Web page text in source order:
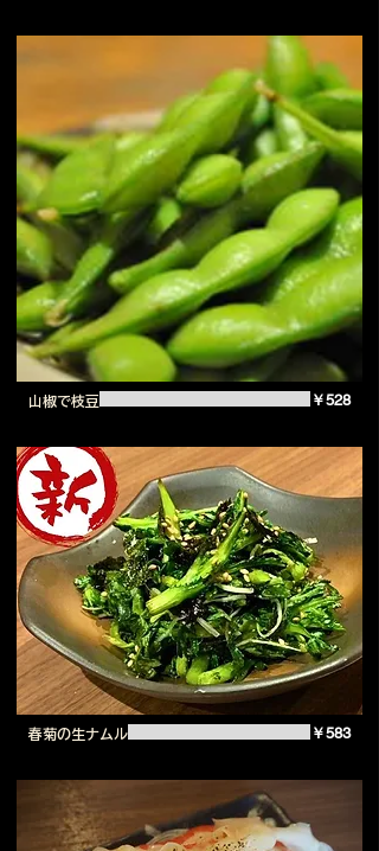
山椒で枝豆 ￥528
春菊の生ナムル ￥583